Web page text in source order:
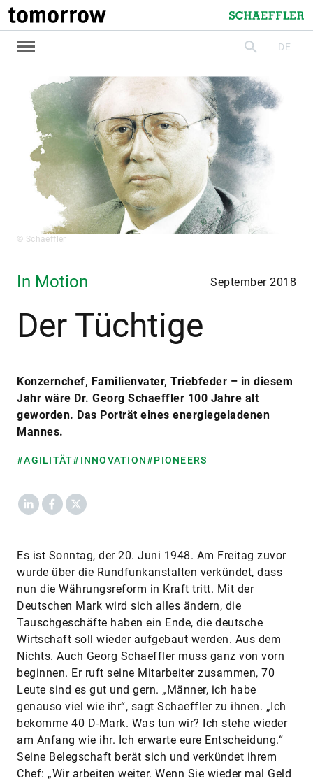
tomorrow
Schaeffler
suchenDE
© Schaeffler
In Motion September 2018
Der Tüchtige
Konzernchef, Familienvater, Triebfeder – in diesem
Jahr wäre Dr. Georg Schaeffler 100 Jahre alt
geworden. Das Porträt eines energiegeladenen
Mannes.
#AGILITÄT#INNOVATION#PIONEERS
LinkedInFacebook
X
Es ist Sonntag, der 20. Juni 1948. Am Freitag zuvor
wurde über die Rundfunkanstalten verkündet, dass
nun die Währungsreform in Kraft tritt. Mit der
Deutschen Mark wird sich alles ändern, die
Tauschgeschäfte haben ein Ende, die deutsche
Wirtschaft soll wieder aufgebaut werden. Aus dem
Nichts. Auch Georg Schaeffler muss ganz von vorn
beginnen. Er ruft seine Mitarbeiter zusammen, 70
Leute sind es gut und gern. „Männer, ich habe
genauso viel wie ihr“, sagt Schaeffler zu ihnen. „Ich
bekomme 40 D-Mark. Was tun wir? Ich stehe wieder
am Anfang wie ihr. Ich erwarte eure Entscheidung.“
Seine Belegschaft berät sich und verkündet ihrem
Chef: „Wir arbeiten weiter. Wenn Sie wieder mal Geld